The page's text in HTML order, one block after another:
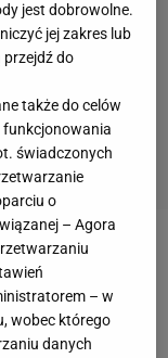
luksusowych,
"Zawsze są
jest dobrowolne.
jej zakres lub
przejdź do
także do celów
funkcjonowania
świadczonych
o
– Agora
– w
wobec którego
danych